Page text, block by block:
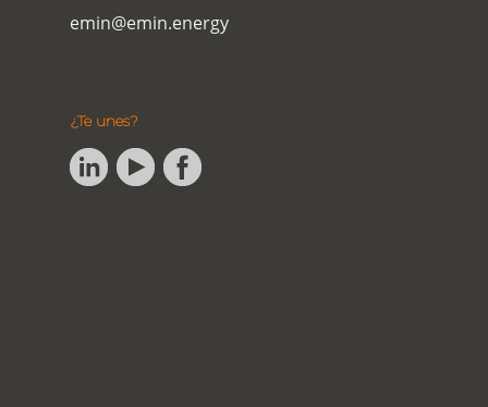
emin@emin.energy
¿Te unes?